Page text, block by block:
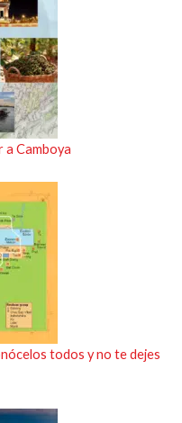
a Camboya
todos y no te dejes